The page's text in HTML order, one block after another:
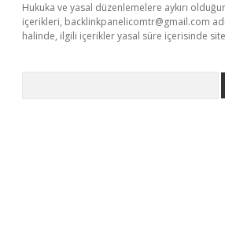
Hukuka ve yasal düzenlemelere aykırı
içerikleri, backlinkpanelicomtr@gmail.com
halinde, ilgili içerikler yasal süre içerisinde